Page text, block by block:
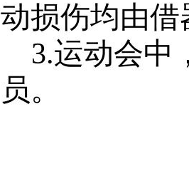
动损伤均由
3.运动会中
员。